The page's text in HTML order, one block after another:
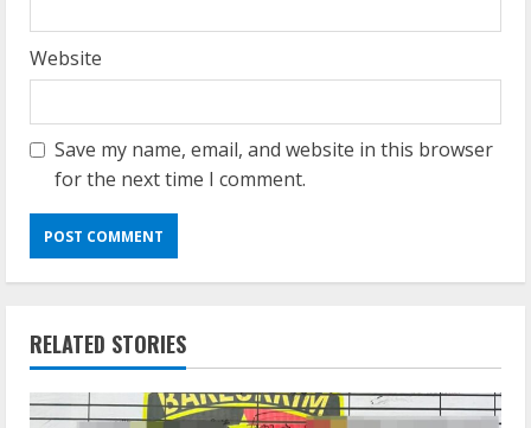
Website
Save my name, email, and website in this browser
for the next time I comment.
RELATED STORIES